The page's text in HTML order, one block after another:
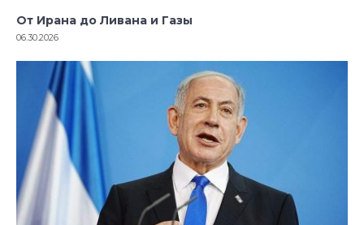
От Ирана до Ливана и Газы
06.30.2026